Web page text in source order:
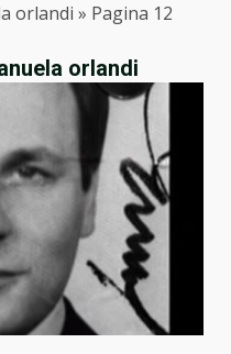
orlandi » Pagina 12
orlandi